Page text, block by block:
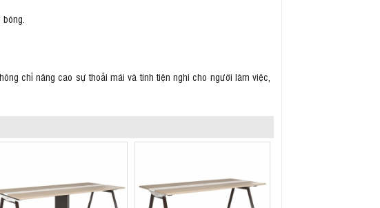
chỉ nâng cao sự thoải mái và tính tiện nghi cho người làm việc,